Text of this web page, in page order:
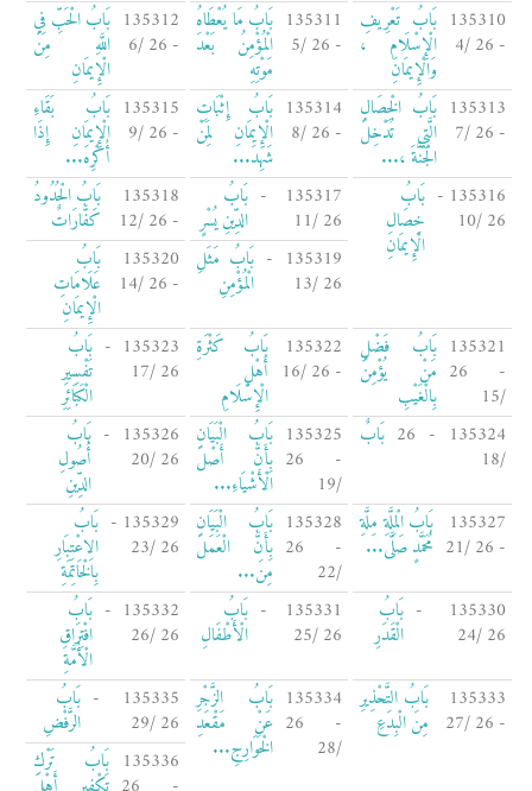
135310
- 26 /4
بَابُ تَعْرِيفِ
الْإِسْلَامِ ،
وَالْإِيمَانِ
135311
- 26 /5
بَابُ مَا يُعْطَاهُ
الْمُؤْمِنُ بَعْدَ
مَوْتِهِ
135312
- 26 /6
بَابُ الْحَبِّ فِي
اللَّهِ مِنَ
الْإِيمَانِ
135313
- 26 /7
بَابُ الْخِصَالِ
الَّتِي تُدْخِلُ
الْجَنَّةَ ،...
135314
- 26 /8
بَابُ إِثْبَاتِ
الْإِيمَانِ لِمَنْ
شَهِدَ...
135315
- 26 /9
بَابُ بَقَاءِ
الْإِيمَانِ إِذَا
أُكْرِهَ...
135316 -
26 /10
بَابُ
خِصَالِ
الْإِيمَانِ
135317 -
26 /11
بَابُ
الدِّينِ يُسْرٍ
135318
- 26 /12
بَابُ الْحُدُودُ
كَفَّارَاتٌ
135319 -
26 /13
بَابُ مَثَلِ
الْمُؤْمِنِ
135320
- 26 /14
بَابُ
عَلَامَاتِ
الْإِيمَانِ
135321
- 26
/15
بَابُ فَضْلِ
مَنْ يُؤْمِنُ
بِالْغَيْبِ
135322
- 26 /16
بَابُ كَثْرَةِ
أَهْلِ
الْإِسْلَامِ
135323 -
26 /17
بَابُ
تَفْسِيرِ
الْكَبَائِرِ
135324 - 26
/18
بَابٌ 135325
- 26
/19
بَابُ الْبَيَانِ
بِأَنَّ أَصْلَ
الْأَشْيَاءِ...
135326 -
26 /20
بَابُ
أُصُولِ
الدِّينِ
135327
- 26 /21
بَابُ الْمِلَّةِ مِلَّةِ
مُحَمَّدٍ صَلَّى...
135328
- 26
/22
بَابُ الْبَيَانِ
بِأَنَّ الْعَمَلَ
مِنَ...
135329 -
26 /23
بَابُ
الِاعْتِبَارِ
بِالْخَاتِمَةِ
135330 -
26 /24
بَابُ
الْقَدَرِ
135331 -
26 /25
بَابُ
الْأَطْفَالِ
135332 -
26 /26
بَابُ
افْتِرَاقِ
الْأُمَّةِ
135333
- 26 /27
بَابُ التَّحْذِيرِ
مِنَ الْبِدَعِ
135334
- 26
/28
بَابُ الزَّجْرِ
عَنْ مَقْعَدِ
الْخَوَارِجِ...
135335 -
26 /29
بَابُ
الرَّفْضِ
135336 بَابُ تَرْكِ